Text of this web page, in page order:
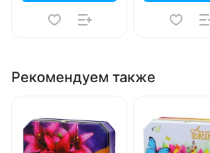
Рекомендуем также